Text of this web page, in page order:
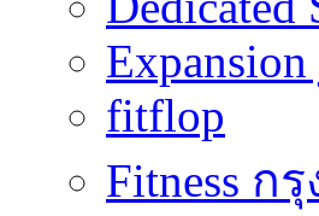
fitflop
Fitness กรุ